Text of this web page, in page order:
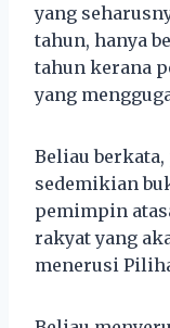
yang
tahun, hanya
tahun kerana
yang
Beliau
sedemikian
pemimpin
rakyat yang
menerusi